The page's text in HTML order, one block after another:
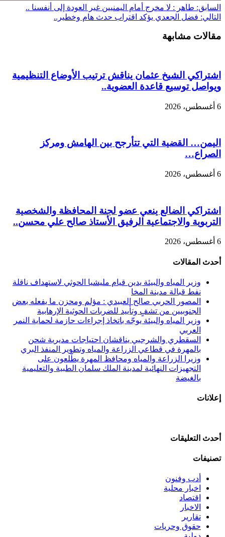
السابق: طاهر : لا مخرج أمام اليمنيين غير العودة إلى أنفسنا ..
التالي: فضل الجعدي يؤكد اقتراب حدث هام وخطير..
مقالات مشابهة
اشتراكي الشيخ عثمان يناقش ترتيب الأوضاع التنظيمية
ويواصل توسيع قاعدة العضوية..
6 أغسطس، 2026
اليمن… القضية التي تتأرجح بين الهامش ومركز
الصراع…
6 أغسطس، 2026
اشتراكي الضالع ينعي عضو لجنة المحافظة والشخصية
التربوية والاجتماعية الرفيق الأستاذ صالح علي محسن..
6 أغسطس، 2026
أحدث المقالات
وزير المياه والبيئة يدين قيام مليشيا الحوثي لاستهداف ناقلة
نفط قبالة مدينة المخا
المصور الحربي صالح العبيدي : مؤلم ومحزن ما يفعله بعض
الجنوبيين من تشفٍ وتأييد للضربات الحوثية الإرهابية
وزير المياه والبيئة يوجّه باتخاذ إجراءات حازمة لحماية النمر
العربي
السقطري والشرجبي يناقشان احتياجات مديرية شحن
بالمهرة في قطاعي الزراعة والمياه وتطوير المنفذ البري
وزيرا الزراعة والمياه ومحافظ المهرة يطّلعون على
التجهيزات النهائية لمدينة الملك سلمان الطبية والتعليمية
بالغيضة
إعلانات
أحدث التعليقات
تصنيفات
أدب وفنون
اخبار محلية
اقتصاد
الاخبار
تقارير
حقوق وحريات